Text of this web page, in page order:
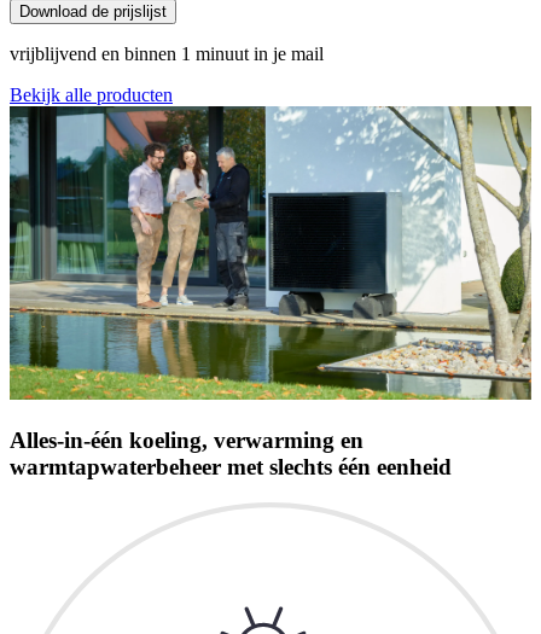
Download de prijslijst
vrijblijvend en binnen 1 minuut in je mail
Bekijk alle producten
Alles-in-één koeling, verwarming en
warmtapwaterbeheer met slechts één eenheid